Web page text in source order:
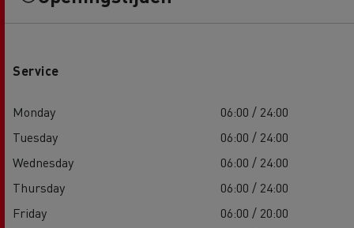
Service
Monday
06:00 / 24:00
Tuesday
06:00 / 24:00
Wednesday
06:00 / 24:00
Thursday
06:00 / 24:00
Friday
06:00 / 20:00